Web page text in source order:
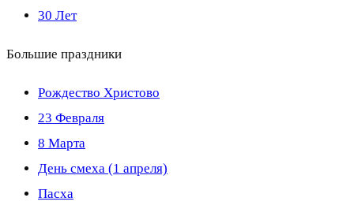
30 Лет
Большие праздники
Рождество Христово
23 Февраля
8 Марта
День смеха (1 апреля)
Пасха